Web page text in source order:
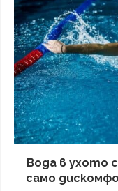
Вода в ухото
само